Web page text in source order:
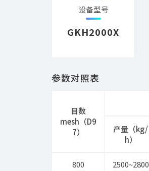
设备型号
GKH2000X
参数对照表
目数
mesh（D9
7）
产量（kg/
h）
800 2500~2800